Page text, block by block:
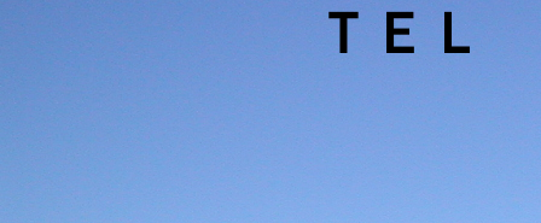
ＴＥＬ